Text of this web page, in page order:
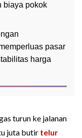
biaya pokok
pasar
harga
turun ke jalanan
juta butir telur